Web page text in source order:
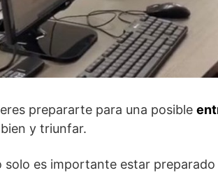
prepararte para una posible
y triunfar.
solo es importante estar